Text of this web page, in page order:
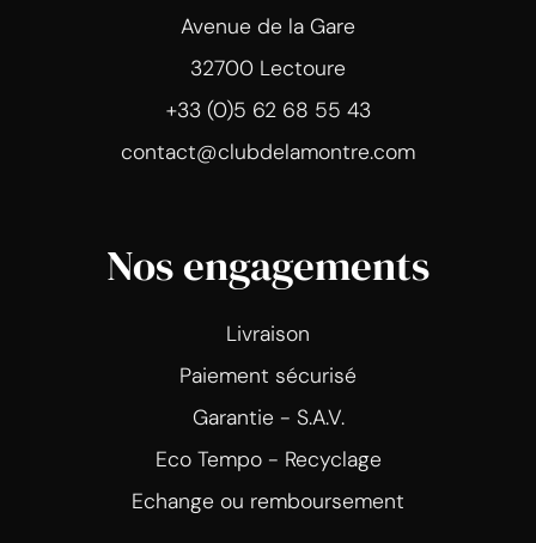
Avenue de la Gare
32700 Lectoure
+33 (0)5 62 68 55 43
contact@clubdelamontre.com
Nos engagements
Livraison
Paiement sécurisé
Garantie - S.A.V.
Eco Tempo - Recyclage
Echange ou remboursement